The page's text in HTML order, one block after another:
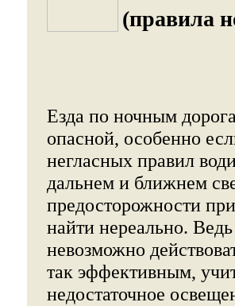
(правила
Езда по ночным
опасной, особенно
негласных правил
дальнем и ближнем
предосторожности
найти нереально.
невозможно
так эффективным,
недостаточное